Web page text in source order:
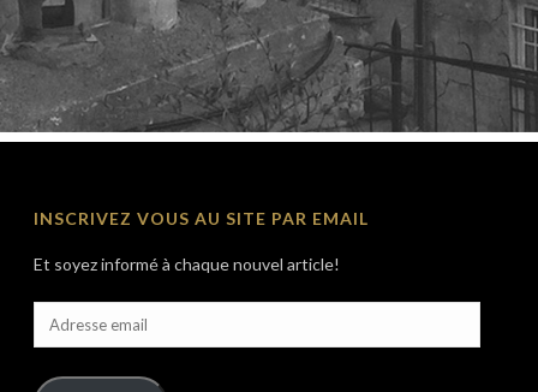
INSCRIVEZ VOUS AU SITE PAR EMAIL
Et soyez informé à chaque nouvel article!
Adresse
email